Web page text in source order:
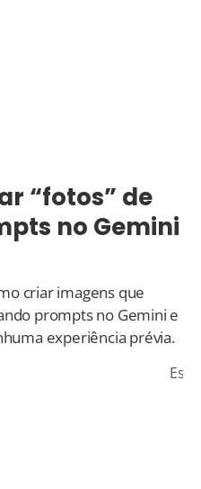
“fotos” de
no Gemini
criar imagens que
prompts no Gemini e
experiência prévia.